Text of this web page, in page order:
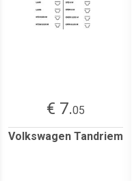
€ 7.05
Volkswagen Tandriem